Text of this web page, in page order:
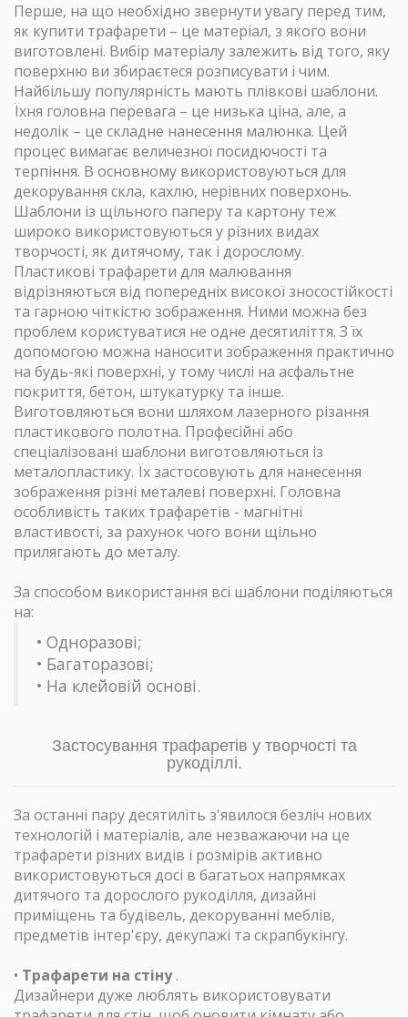
Перше, на що необхідно звернути увагу перед тим,
як купити трафарети – це матеріал, з якого вони
виготовлені. Вибір матеріалу залежить від того, яку
поверхню ви збираєтеся розписувати і чим.
Найбільшу популярність мають плівкові шаблони.
Їхня головна перевага – це низька ціна, але, а
недолік – це складне нанесення малюнка. Цей
процес вимагає величезної посидючості та
терпіння. В основному використовуються для
декорування скла, кахлю, нерівних поверхонь.
Шаблони із щільного паперу та картону теж
широко використовуються у різних видах
творчості, як дитячому, так і дорослому.
Пластикові трафарети для малювання
відрізняються від попередніх високої зносостійкості
та гарною чіткістю зображення. Ними можна без
проблем користуватися не одне десятиліття. З їх
допомогою можна наносити зображення практично
на будь-які поверхні, у тому числі на асфальтне
покриття, бетон, штукатурку та інше.
Виготовляються вони шляхом лазерного різання
пластикового полотна. Професійні або
спеціалізовані шаблони виготовляються із
металопластику. Їх застосовують для нанесення
зображення різні металеві поверхні. Головна
особливість таких трафаретів - магнітні
властивості, за рахунок чого вони щільно
прилягають до металу.
За способом використання всі шаблони поділяються
на:
• Одноразові;
• Багаторазові;
• На клейовій основі.
Застосування трафаретів у творчості та
рукоділлі.
За останні пару десятиліть з'явилося безліч нових
технологій і матеріалів, але незважаючи на це
трафарети різних видів і розмірів активно
використовуються досі в багатьох напрямках
дитячого та дорослого рукоділля, дизайні
приміщень та будівель, декоруванні меблів,
предметів інтер'єру, декупажі та скрапбукінгу.
• Трафарети на стіну.
Дизайнери дуже люблять використовувати